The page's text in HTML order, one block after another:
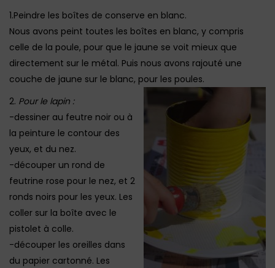
1.Peindre les boîtes de conserve en blanc.
Nous avons peint toutes les boîtes en blanc, y compris
celle de la poule, pour que le jaune se voit mieux que
directement sur le métal. Puis nous avons rajouté une
couche de jaune sur le blanc, pour les poules.
2. Pour le lapin :
-dessiner au feutre noir ou à
la peinture le contour des
yeux, et du nez.
-découper un rond de
feutrine rose pour le nez, et 2
ronds noirs pour les yeux. Les
coller sur la boîte avec le
pistolet à colle.
-découper les oreilles dans
du papier cartonné. Les